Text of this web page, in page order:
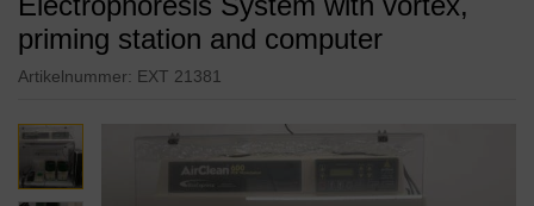
priming station and computer
Artikelnummer: EXT 21381